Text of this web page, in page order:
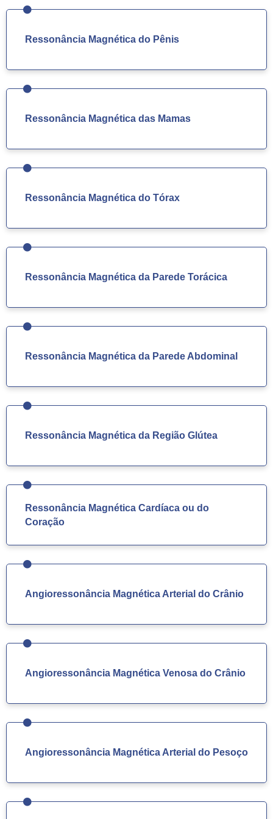
Ressonância Magnética do Pênis
Ressonância Magnética das Mamas
Ressonância Magnética do Tórax
Ressonância Magnética da Parede Torácica
Ressonância Magnética da Parede Abdominal
Ressonância Magnética da Região Glútea
Ressonância Magnética Cardíaca ou do
Coração
Angioressonância Magnética Arterial do Crânio
Angioressonância Magnética Venosa do Crânio
Angioressonância Magnética Arterial do Pesoço